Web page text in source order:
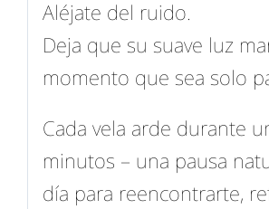
Aléjate del ruido.
Deja que su suave luz
momento que sea solo
Cada vela arde durante
minutos – una pausa
día para reencontrarte,